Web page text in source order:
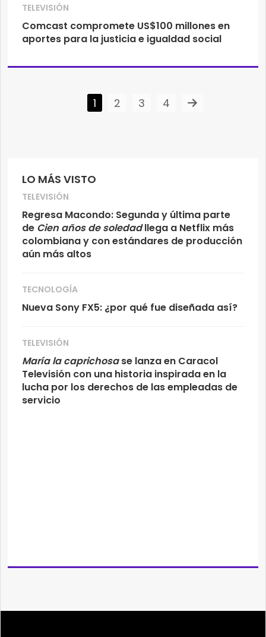
LO MÁS VISTO
TELEVISIÓN
Regresa Macondo: Segunda y última parte
de Cien años de soledadllega a Netflix más
colombiana y con estándares de producción
aún más altos
TECNOLOGÍA
Nueva Sony FX5: ¿por qué fue diseñada así?
TELEVISIÓN
María la caprichosase lanza en Caracol
Televisión con una historia inspirada en la
lucha por los derechos de las empleadas de
servicio
TELEVISIÓN
Comcast compromete US$100 millones en
aportes para la justicia e igualdad social
1 2 3 4